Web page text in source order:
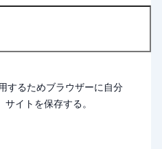
するためブラウザーに自分
イトを保存する。